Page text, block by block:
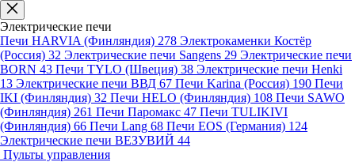
Электрические печи
Печи HARVIA (Финляндия) 278 Электрокаменки Костёр
(Россия) 32 Электрические печи Sangens 29 Электрические печи
BORN 43 Печи TYLO (Швеция) 38 Электрические печи Henki
13 Электрические печи ВВД 67 Печи Karina (Россия) 190 Печи
IKI (Финляндия) 32 Печи HELO (Финляндия) 108 Печи SAWO
(Финляндия) 261 Печи Паромакс 47 Печи TULIKIVI
(Финляндия) 66 Печи Lang 68 Печи EOS (Германия) 124
Электрические печи ВЕЗУВИЙ 44
Пульты управления